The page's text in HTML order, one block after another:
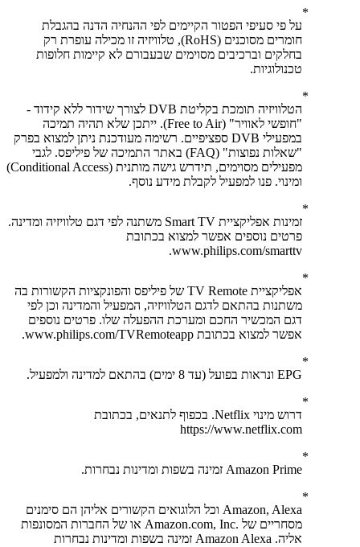
על פי סעיפי הפטור הקיימים לפי ההנחיה הדנה בהגבלת
חומרים מסוכנים (RoHS), טלוויזיה זו מכילה עופרת רק
בחלקים וברכיבים מסוימים שבעבורם לא קיימות חלופות
טכנולוגיות.
הטלוויזיה תומכת בקליטת DVB לצורך שידור ללא קידוד -
"חופשי לאוויר" (Free to Air). ייתכן שלא תהיה תמיכה
במפעילי DVB ספציפיים. רשימה מעודכנת ניתן למצוא בפרק
"שאלות נפוצות" (FAQ) באתר התמיכה של פיליפס. לגבי
מפעילים מסוימים, תידרש גישה מותנית (Conditional Access)
ומינוי. פנו למפעיל לקבלת מידע נוסף.
זמינות אפליקציית Smart TV משתנה לפי דגם טלוויזיה ומדינה.
פרטים נוספים אפשר למצוא בכתובת
www.philips.com/smarttv.
אפליקציית TV Remote של פיליפס והפונקציות הקשורות בה
משתנות בהתאם לדגם הטלוויזיה, המפעיל והמדינה וכן לפי
דגם המכשיר החכם ומערכת ההפעלה שלו. פרטים נוספים
אפשר למצוא בכתובת www.philips.com/TVRemoteapp.
דרוש מינוי Netflix. בכפוף לתנאים, בכתובת
https://www.netflix.com
Amazon Prime זמינה בשפות ומדינות נבחרות.
Amazon, Alexa וכל הלוגואים הקשורים אליהן הם סימנים
מסחריים של .‏‎Amazon.com, Inc או של החברות המסונפות
אליה. Amazon Alexa זמינה בשפות ומדינות נבחרות